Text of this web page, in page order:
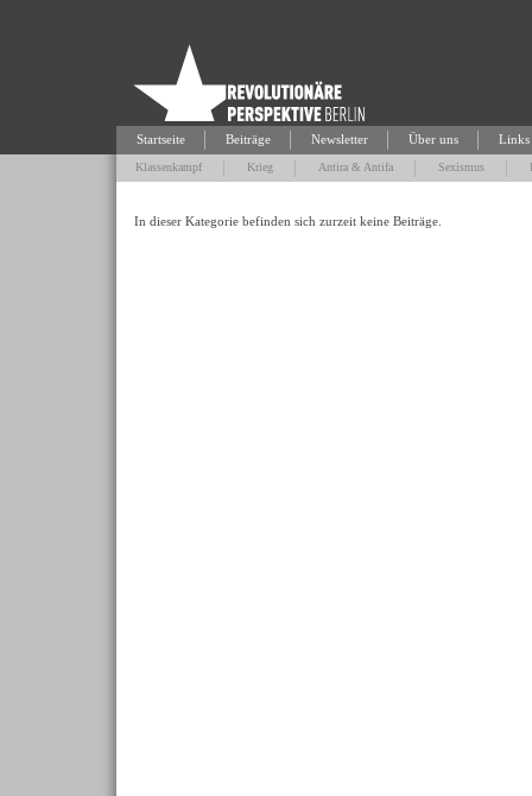
Startseite Beiträge Newsletter Über uns Links
Klassenkampf Krieg Antira & Antifa Sexismus
In dieser Kategorie befinden sich zurzeit keine Beiträge.